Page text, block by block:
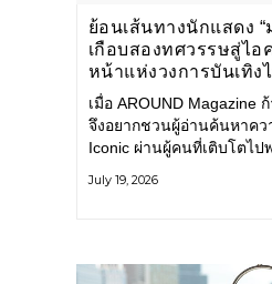
ย้อนเส้นทางนักแสดง “
เกือบสองทศวรรษสู่ไอ
หน้าแห่งวงการบันเทิง
เมื่อ AROUND Magazine
จึงอยากชวนผู้อ่านค้นหาคว
Iconic ผ่านผู้คนที่เติบโตไป
คือ มาริโอ้ เมาเร่อ
July 19, 2026